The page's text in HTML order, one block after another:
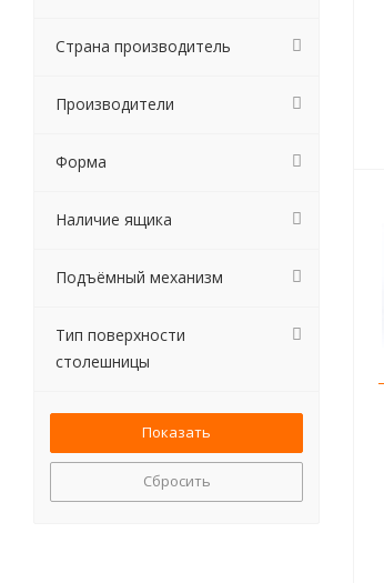
Страна производитель
Производители
Форма
Наличие ящика
Подъёмный механизм
Тип поверхности
столешницы
Сбросить